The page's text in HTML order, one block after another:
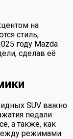
на
стиль,
году Mazda
сделав её
SUV важно
педали
а также, как
режимами.